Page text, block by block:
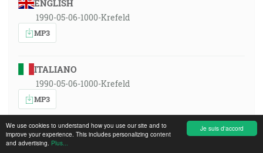
Je suis d'accord
We use cookies to understand how you use our site and to
improve your experience. This includes personalizing content
and advertising. Plus...
ENGLISH
1990-05-06-1000-Krefeld
MP3
ITALIANO
1990-05-06-1000-Krefeld
MP3
POLSKI
1990-05-06-1000-Krefeld